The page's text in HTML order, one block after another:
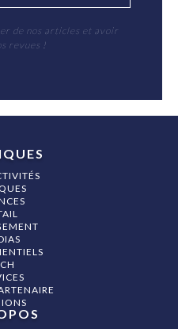
de nos articles et avoir
revues !